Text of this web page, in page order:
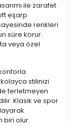
ile zarafet
eşarp
renkleri
süre korur.
veya özel
stilinizi
terletmeyen
Klasik ve spor
biri olur.